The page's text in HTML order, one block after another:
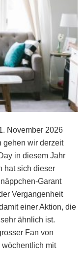
November 2026
gehen wir derzeit
in diesem Jahr
hat sich dieser
Garant
Vergangenheit
einer Aktion, die
ähnlich ist.
Fan von
wöchentlich mit